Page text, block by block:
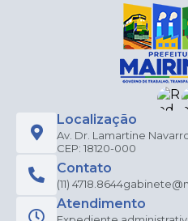
Localização
Av. Dr. Lamartine
CEP: 18120-000
Contato
(11) 4718.8644
Atendimento